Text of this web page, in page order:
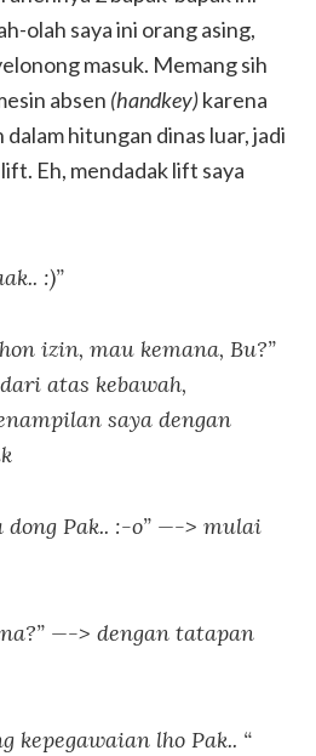
olah saya ini orang asing,
masuk. Memang sih
absen (handkey)karena
dalam hitungan dinas luar, jadi
Eh, mendadak lift saya
:)”
izin, mau kemana, Bu?”
atas kebawah,
saya dengan
dong Pak.. :-o” —-> mulai
—-> dengan tatapan
kepegawaian lho Pak.. “